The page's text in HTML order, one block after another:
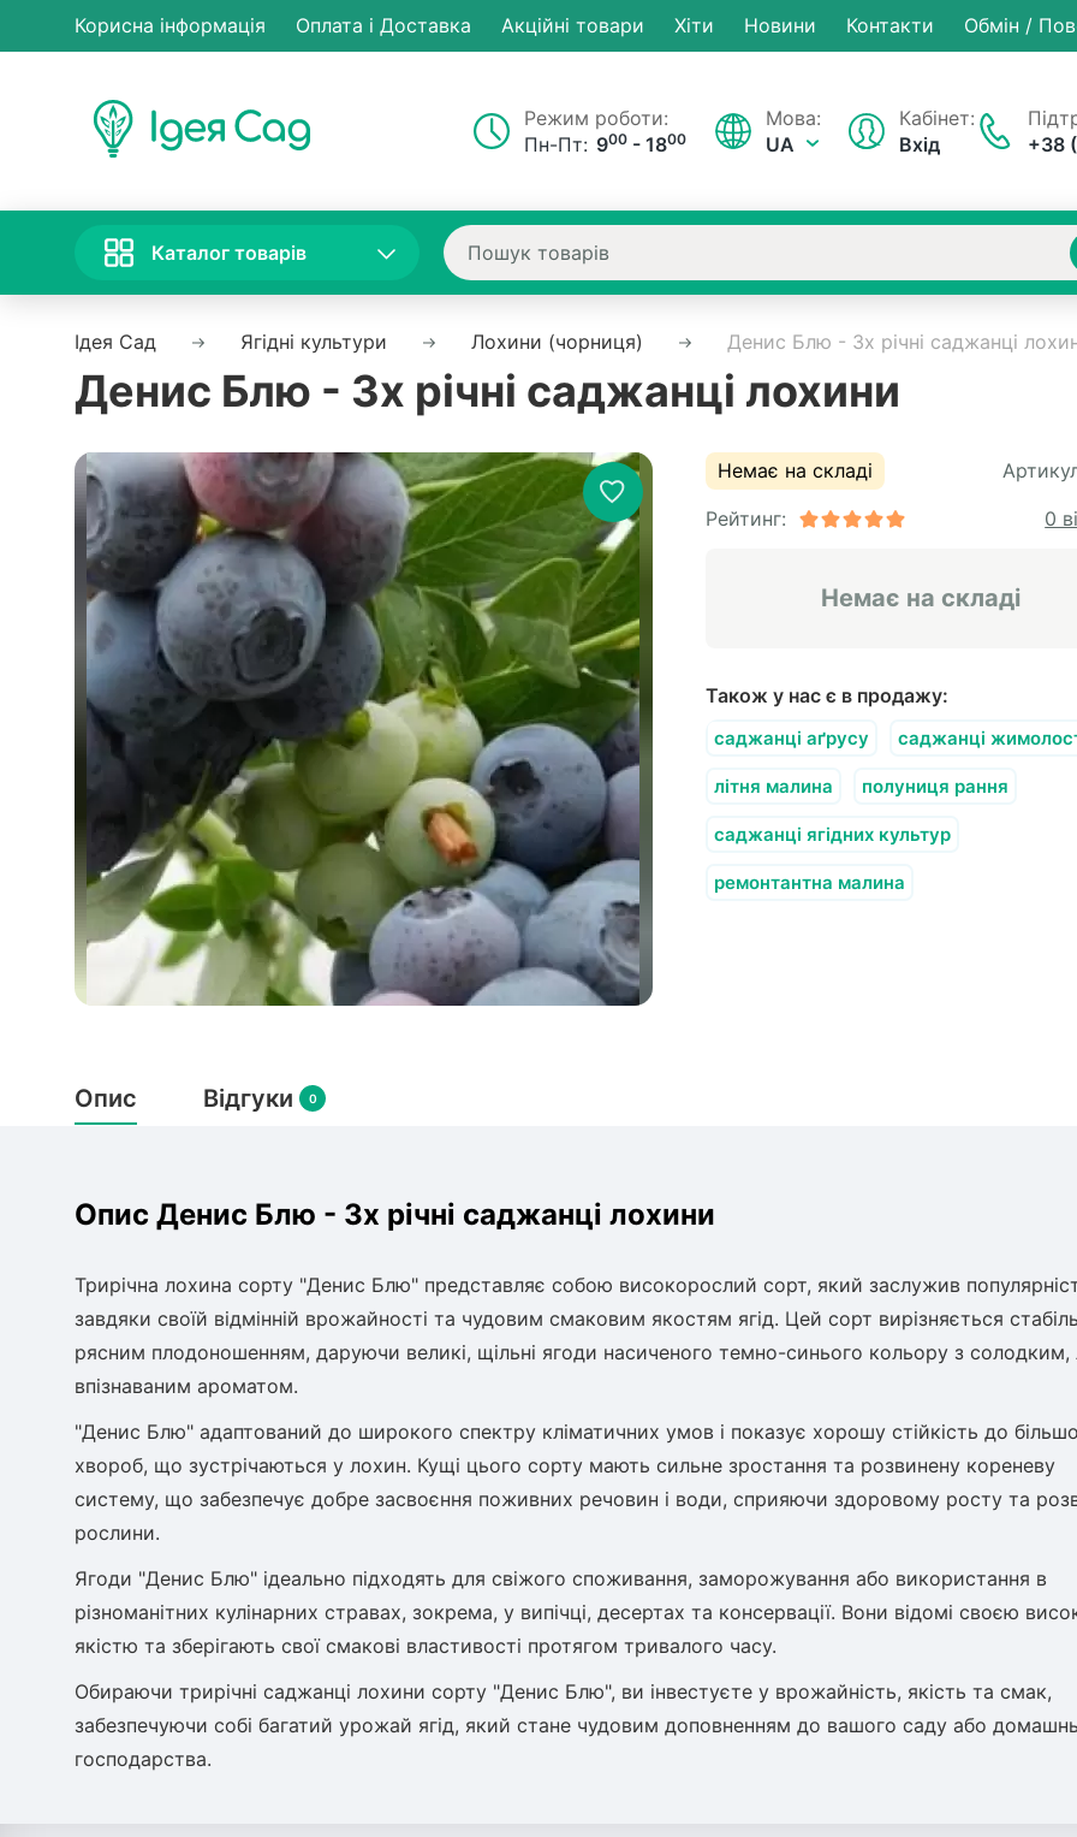
Корисна інформація Оплата і Доставка Акційні товари Хiти Новини Контакти Обмін /
Режим роботи:
Пн-Пт: 900 - 1800
+38
Мова:
UA
Кабінет:
Вхід
Каталог товарів
Ідея Сад Ягідні культури Лохини (чорниця) Денис Блю - 3х річні саджанці
Денис Блю - 3х річні саджанці лохини
Немає на складі
Рейтинг:
0
Немає на складі
Також у нас є в продажу:
саджанці аґрусу саджанці
літня малина полуниця рання
саджанці ягідних культур
ремонтантна малина
Опис Відгуки 0
Опис Денис Блю - 3х річні саджанці лохини
Трирічна лохина сорту "Денис Блю" представляє собою високорослий сорт, який заслужив
завдяки своїй відмінній врожайності та чудовим смаковим якостям ягід. Цей сорт вирізняється
рясним плодоношенням, даруючи великі, щільні ягоди насиченого темно-синього кольору з солодким,
впізнаваним ароматом.
"Денис Блю" адаптований до широкого спектру кліматичних умов і показує хорошу стійкість до
хвороб, що зустрічаються у лохин. Кущі цього сорту мають сильне зростання та розвинену кореневу
систему, що забезпечує добре засвоєння поживних речовин і води, сприяючи здоровому росту та
рослини.
Ягоди "Денис Блю" ідеально підходять для свіжого споживання, заморожування або використання в
різноманітних кулінарних стравах, зокрема, у випічці, десертах та консервації. Вони відомі своєю
якістю та зберігають свої смакові властивості протягом тривалого часу.
Обираючи трирічні саджанці лохини сорту "Денис Блю", ви інвестуєте у врожайність, якість та смак,
забезпечуючи собі багатий урожай ягід, який стане чудовим доповненням до вашого саду або
господарства.